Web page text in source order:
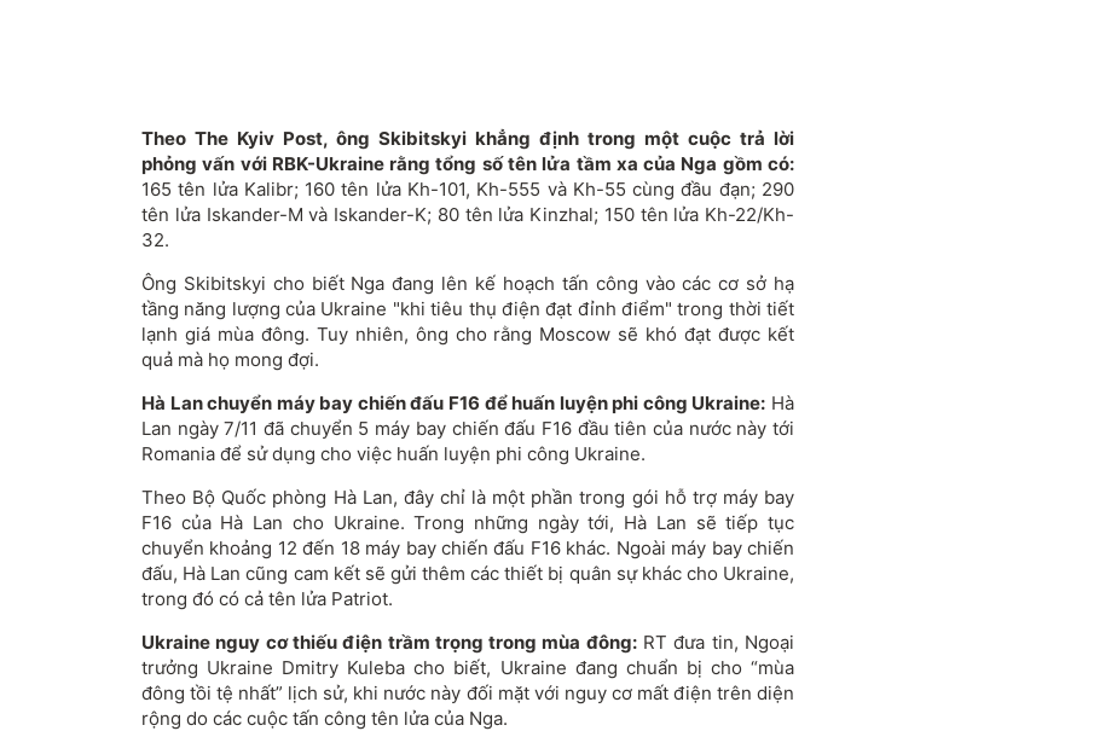
Theo The Kyiv Post, ông Skibitskyi khẳng định trong một cuộc trả lời
phỏng vấn với RBK-Ukraine rằng tổng số tên lửa tầm xa của Nga gồm có:
165 tên lửa Kalibr; 160 tên lửa Kh-101, Kh-555 và Kh-55 cùng đầu đạn; 290
tên lửa Iskander-M và Iskander-K; 80 tên lửa Kinzhal; 150 tên lửa Kh-22/Kh-
32.
Ông Skibitskyi cho biết Nga đang lên kế hoạch tấn công vào các cơ sở hạ
tầng năng lượng của Ukraine "khi tiêu thụ điện đạt đỉnh điểm" trong thời tiết
lạnh giá mùa đông. Tuy nhiên, ông cho rằng Moscow sẽ khó đạt được kết
quả mà họ mong đợi.
Hà Lan chuyển máy bay chiến đấu F16 để huấn luyện phi công Ukraine: Hà
Lan ngày 7/11 đã chuyển 5 máy bay chiến đấu F16 đầu tiên của nước này tới
Romania để sử dụng cho việc huấn luyện phi công Ukraine.
Theo Bộ Quốc phòng Hà Lan, đây chỉ là một phần trong gói hỗ trợ máy bay
F16 của Hà Lan cho Ukraine. Trong những ngày tới, Hà Lan sẽ tiếp tục
chuyển khoảng 12 đến 18 máy bay chiến đấu F16 khác. Ngoài máy bay chiến
đấu, Hà Lan cũng cam kết sẽ gửi thêm các thiết bị quân sự khác cho Ukraine,
trong đó có cả tên lửa Patriot.
Ukraine nguy cơ thiếu điện trầm trọng trong mùa đông:RT đưa tin, Ngoại
trưởng Ukraine Dmitry Kuleba cho biết, Ukraine đang chuẩn bị cho “mùa
đông tồi tệ nhất” lịch sử, khi nước này đối mặt với nguy cơ mất điện trên diện
rộng do các cuộc tấn công tên lửa của Nga.